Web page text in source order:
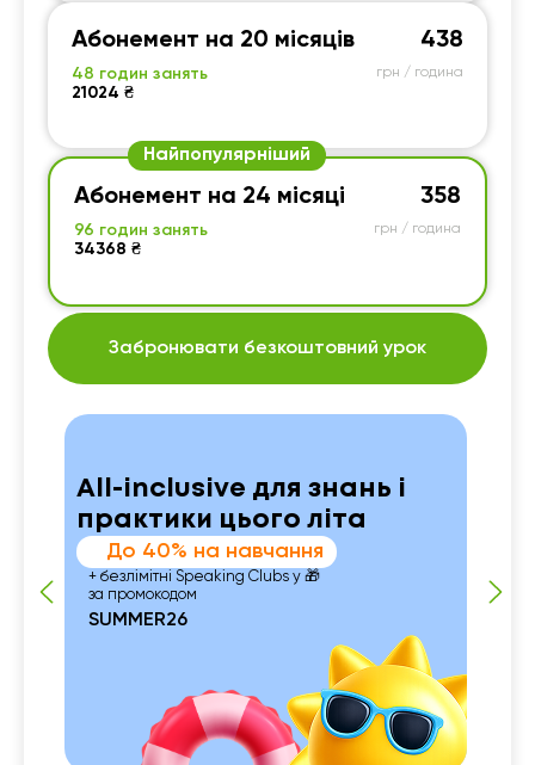
Абонемент на 20 місяців
48 годин занять
21024 ₴
438
грн / година
Найпопулярніший
Абонемент на 24 місяці
96 годин занять
34368 ₴
358
грн / година
Забронювати безкоштовний урок
All-inclusive для знань і
практики цього літа
До 40% на навчання
+ безлімітні Speaking Clubs у 🎁
за промокодом
SUMMER26